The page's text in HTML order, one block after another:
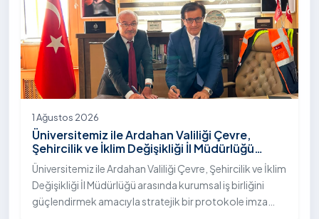
1 Ağustos 2026
Üniversitemiz ile Ardahan Valiliği Çevre,
Şehircilik ve İklim Değişikliği İl Müdürlüğü
Arasında İş Birliği Protokolü İmzalandı
Üniversitemiz ile Ardahan Valiliği Çevre, Şehircilik ve İklim
Değişikliği İl Müdürlüğü arasında kurumsal iş birliğini
güçlendirmek amacıyla stratejik bir protokole imza